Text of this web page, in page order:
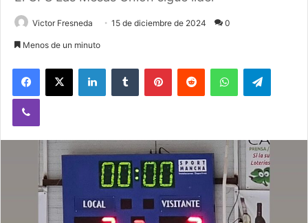
Victor Fresneda 15 de diciembre de 2024 0
Menos de un minuto